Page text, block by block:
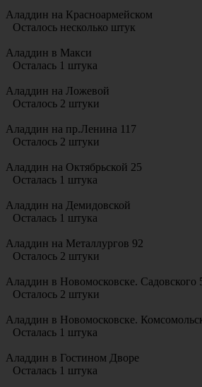
Аладдин на Красноармейском
Осталось несколько штук
Аладдин в Макси
Осталась 1 штука
Аладдин на Ложевой
Осталось 2 штуки
Аладдин на пр.Ленина 117
Осталось 2 штуки
Аладдин на Октябрьской 25
Осталась 1 штука
Аладдин на Демидовской
Осталась 1 штука
Аладдин на Металлургов 92
Осталось 2 штуки
Аладдин в Новомосковске. Садовского
Осталось 2 штуки
Аладдин в Новомосковске.
Осталась 1 штука
Аладдин в Гостином Дворе
Осталась 1 штука